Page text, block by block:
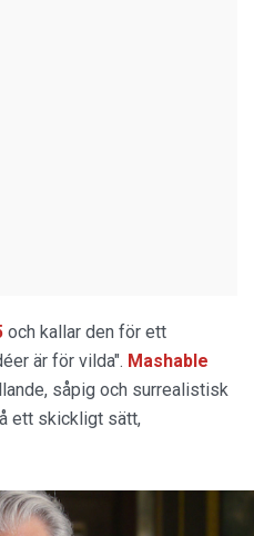
och kallar den för ett
är för vilda". Mashable
såpig och surrealistisk
ett skickligt sätt,